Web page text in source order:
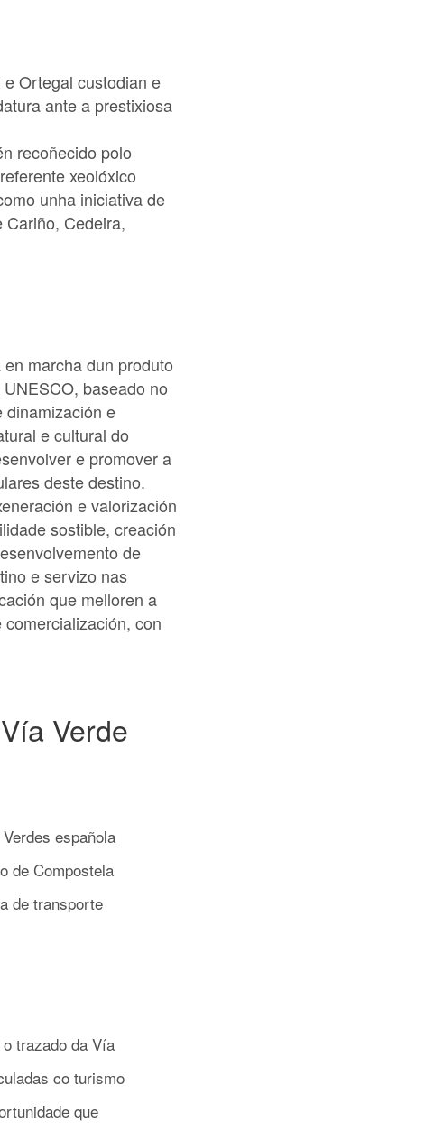
Ortegal custodian e
ante a prestixiosa
recoñecido polo
xeolóxico
unha iniciativa de
Cedeira,
marcha dun produto
baseado no
dinamización e
e cultural do
e promover a
deste destino.
e valorización
sostible, creación
de
e servizo nas
que melloren a
con
Verde
española
de Compostela
de transporte
trazado da Vía
co turismo
que